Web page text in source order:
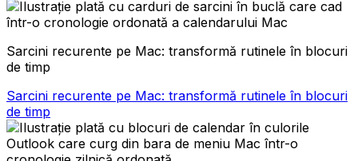
Sarcini recurente pe Mac: transformă rutinele în blocuri
de timp
Sarcini recurente pe Mac: transformă rutinele în blocuri
de timp